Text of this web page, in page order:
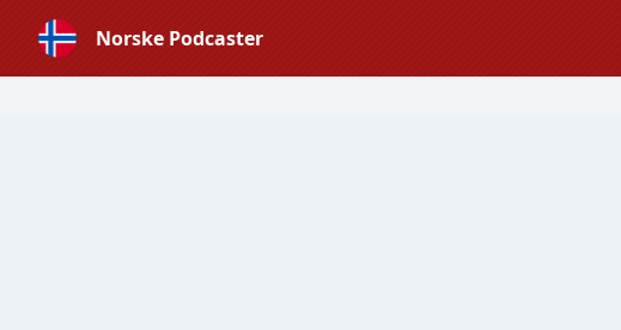
Norske Podcaster